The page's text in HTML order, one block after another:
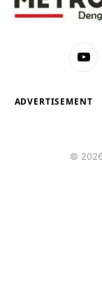
ADVERTISEMENT
© 2026